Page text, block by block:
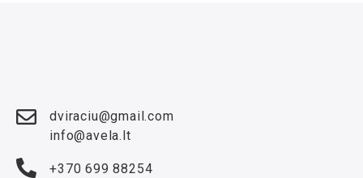
dviraciu@gmail.com
info@avela.lt
+370 699 88254